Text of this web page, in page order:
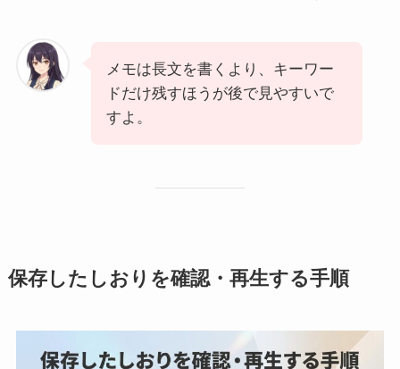
メモは長文を書くより、キーワー
ドだけ残すほうが後で見やすいで
すよ。
保存したしおりを確認・再生する手順